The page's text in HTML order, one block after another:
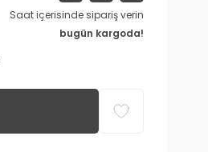
Saat içerisinde sipariş verin
bugün kargoda!